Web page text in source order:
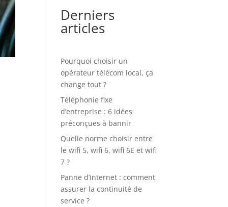
Derniers
articles
Pourquoi choisir un
opérateur télécom local, ça
change tout ?
Téléphonie fixe
d’entreprise : 6 idées
préconçues à bannir
Quelle norme choisir entre
le wifi 5, wifi 6, wifi 6E et wifi
7 ?
Panne d’internet : comment
assurer la continuité de
service ?